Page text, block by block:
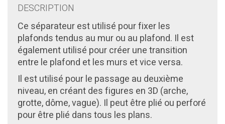
DESCRIPTION
Ce séparateur est utilisé pour fixer les
plafonds tendus au mur ou au plafond. Il est
également utilisé pour créer une transition
entre le plafond et les murs et vice versa.
Il est utilisé pour le passage au deuxième
niveau, en créant des figures en 3D (arche,
grotte, dôme, vague). Il peut être plié ou perforé
pour être plié dans tous les plans.